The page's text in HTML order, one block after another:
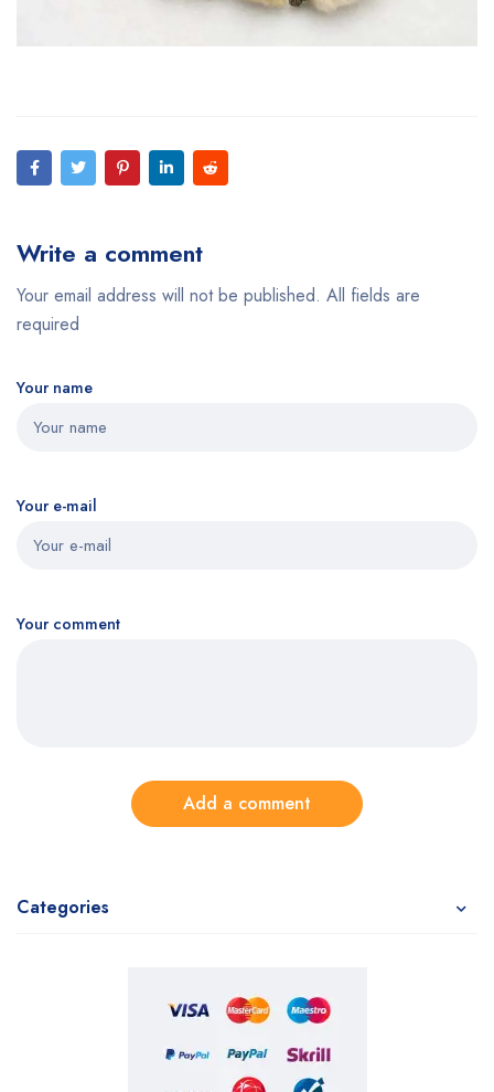
Write a comment
Your email address will not be published. All fields are
required
Your name
Your e-mail
Your comment
Add a comment
Categories